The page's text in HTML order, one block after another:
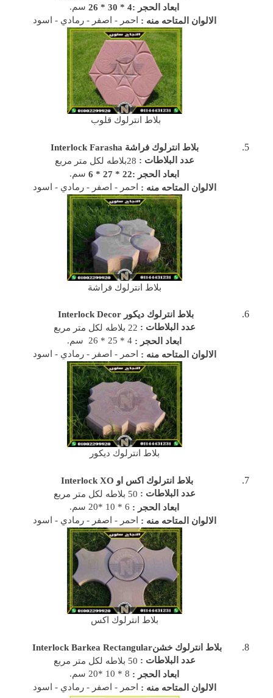
ابعاد الحجر :4 * 30 * 26
سم.
الالوان المتاحه منه : احمر - اصفر - رمادي - اسود
بلاط انترلوك قلوب
بلاط انترلوك فراشة Interlock Farasha
عدد البلاطات :
ابعاد الحجر :22 * 27 * 6
سم.
الالوان المتاحه منه : احمر - اصفر - رمادي - اسود
بلاط انترلوك فراشة
بلاط انترلوك ديكورInterlock Decor
عدد البلاطات :
ابعاد الحجر : 4 * 25 * 26 سم.
الالوان المتاحه منه : احمر - اصفر - رمادي - اسود
بلاط انترلوك ديكور
بلاط انترلوك اكس او Interlock XO
عدد البلاطات :
ابعاد الحجر : 6 * 10 *20 سم.
الالوان المتاحه منه : احمر - اصفر - رمادي - اسود
بلاط انترلوك اكس
بلاط انترلوك خشنInterlock Barkea Rectangular
عدد البلاطات :
ابعاد الحجر : 8 * 10 *20 سم.
الالوان المتاحه منه : احمر - اصفر - رمادي - اسود